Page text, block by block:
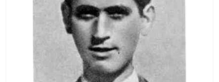
Çlirimtari Mentor Mushkolaj nderohet
me mirenjohje nga Xhevdet Qeriqi Dega
e invalidëve në Fushë Kosovë
August 4, 2026 Comments Off
Sulm , pse të dua ty
August 8, 2026 Comments Off